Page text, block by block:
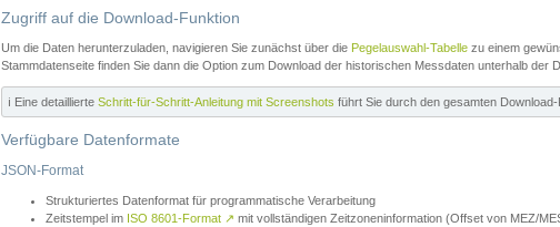
Zugriff auf die Download-Funktion
Um die Daten herunterzuladen, navigieren Sie zunächst über die Pegelauswahl-Tabelle zu einem
Stammdatenseite finden Sie dann die Option zum Download der historischen Messdaten unterhalb der
ℹ️ Eine detaillierte Schritt-für-Schritt-Anleitung mit Screenshots führt Sie durch den gesamten Download-
Verfügbare Datenformate
JSON-Format
Strukturiertes Datenformat für programmatische Verarbeitung
Zeitstempel im ISO 8601-Format ↗ mit vollständigen Zeitzoneninformation (Offset von MEZ/